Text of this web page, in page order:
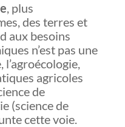
, plus
des terres et
aux besoins
n’est pas une
l’agroécologie,
agricoles
de
(science de
cette voie.